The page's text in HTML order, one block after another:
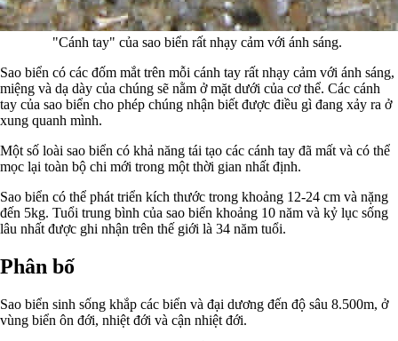
"Cánh tay" của sao biển rất nhạy cảm với ánh sáng.
Sao biển có các đốm mắt trên mỗi cánh tay rất nhạy cảm với ánh sáng,
miệng và dạ dày của chúng sẽ nằm ở mặt dưới của cơ thể. Các cánh
tay của sao biển cho phép chúng nhận biết được điều gì đang xảy ra ở
xung quanh mình.
Một số loài sao biển có khả năng tái tạo các cánh tay đã mất và có thể
mọc lại toàn bộ chi mới trong một thời gian nhất định.
Sao biển có thể phát triển kích thước trong khoảng 12-24 cm và nặng
đến 5kg. Tuổi trung bình của sao biển khoảng 10 năm và kỷ lục sống
lâu nhất được ghi nhận trên thế giới là 34 năm tuổi.
Phân bố
Sao biển sinh sống khắp các biển và đại dương đến độ sâu 8.500m, ở
vùng biển ôn đới, nhiệt đới và cận nhiệt đới.